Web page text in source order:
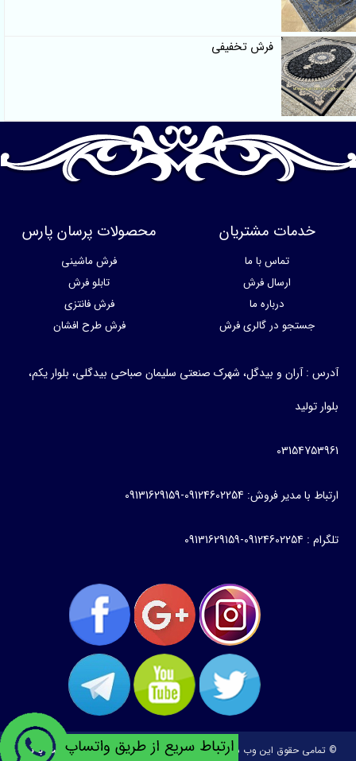
فرش تخفیفی
خدمات مشتریان
تماس با ما
ارسال فرش
درباره ما
جستجو در گالری فرش
محصولات پرسان پارس
فرش ماشینی
تابلو فرش
فرش فانتزی
فرش طرح افشان
آدرس : آران و بیدگل، شهرک صنعتی سلیمان صباحی بیدگلی، بلوار یکم،
بلوار تولید
03154753961
ارتباط با مدیر فروش: 09124602254-09131629159
تلگرام : 09124602254-09131629159
© تمامی حقوق این وب سایت متعلق به طراحی و توسعه:ساخت وبسایت با تیم